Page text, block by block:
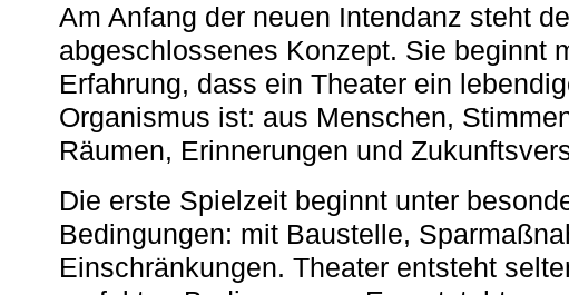
Am Anfang der neuen Intendanz steht
abgeschlossenes Konzept. Sie beginnt
Erfahrung, dass ein Theater ein
Organismus ist: aus Menschen,
Räumen, Erinnerungen und
Die erste Spielzeit beginnt unter
Bedingungen: mit Baustelle,
Einschränkungen. Theater entsteht